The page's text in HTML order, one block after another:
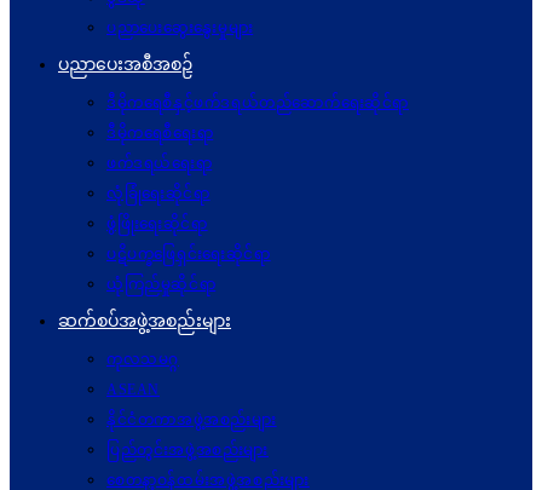
ပညာပေးဆွေးနွေးမှုများ
ပညာပေးအစီအစဉ်
ဒီမိုကရေစီနှင့်ဖက်ဒရယ်တည်ဆောက်ရေးဆိုင်ရာ
ဒီမိုကရေစီရေးရာ
ဖက်ဒရယ်ရေးရာ
လုံခြုံရေးဆိုင်ရာ
ဖွံဖြိုးရေးဆိုင်ရာ
ပဋိပက္ခ‌ဖြေရှင်းရေးဆိုင်ရာ
ယုံကြည်မှုဆိုင်ရာ
ဆက်စပ်အဖွဲ့အစည်းများ
ကုလသမဂ္ဂ
ASEAN
နိုင်ငံတကာအဖွဲ့အစည်းများ
ပြည်တွင်းအဖွဲ့အစည်းများ
စေတနာ့ဝန်ထမ်းအဖွဲ့အစည်းများ